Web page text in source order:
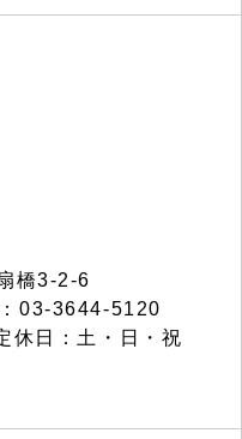
橋3-2-6
03-3644-5120
休日：土・日・祝